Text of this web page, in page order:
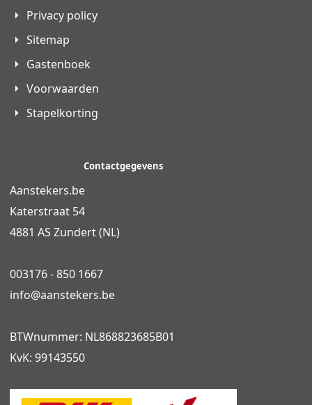
Privacy policy
Sitemap
Gastenboek
Voorwaarden
Stapelkorting
Contactgegevens
Aanstekers.be
Katerstraat 54
4881 AS Zundert (NL)
003176 - 850 1667
info@aanstekers.be
BTWnummer: NL868823685B01
KvK: 99143550